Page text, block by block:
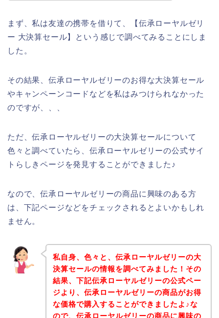
まず、私は友達の携帯を借りて、【伝承ローヤルゼリ
ー 大決算セール】という感じで調べてみることにしま
した。
その結果、伝承ローヤルゼリーのお得な大決算セール
やキャンペーンコードなどを私はみつけられなかった
のですが、、、
ただ、伝承ローヤルゼリーの大決算セールについて
色々と調べていたら、伝承ローヤルゼリーの公式サイ
トらしきページを発見することができました♪
なので、伝承ローヤルゼリーの商品に興味のある方
は、下記ページなどをチェックされるとよいかもしれ
ません。
私自身、色々と、伝承ローヤルゼリーの大
決算セールの情報を調べてみました！その
結果、下記伝承ローヤルゼリーの公式ペー
ジより、伝承ローヤルゼリーの商品がお得
な価格で購入することができましたよ♪な
ので、伝承ローヤルゼリーの商品に興味の